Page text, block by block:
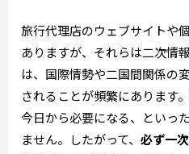
旅行代理店のウェブサイトや
ありますが、それらは二次情
は、国際情勢や二国間関係の
されることが頻繁にあります
今日から必要になる、といっ
ません。したがって、 必ず一